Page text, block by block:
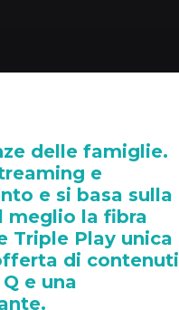
delle famiglie.
e
e si basa sulla
meglio la fibra
Triple Play unica
di contenuti
e una